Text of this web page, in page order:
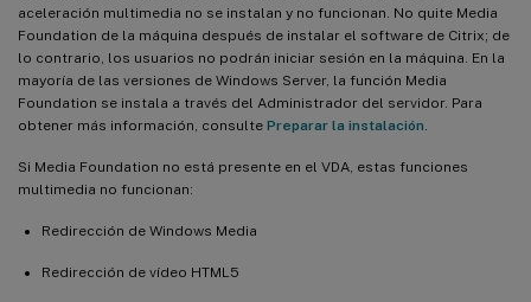
aceleración multimedia no se instalan y no funcionan. No quite Media
Foundation de la máquina después de instalar el software de Citrix; de
lo contrario, los usuarios no podrán iniciar sesión en la máquina. En la
mayoría de las versiones de Windows Server, la función Media
Foundation se instala a través del Administrador del servidor. Para
obtener más información, consulte Preparar la instalación
Si Media Foundation no está presente en el VDA, estas funciones
multimedia no funcionan:
Redirección de Windows Media
Redirección de vídeo HTML5